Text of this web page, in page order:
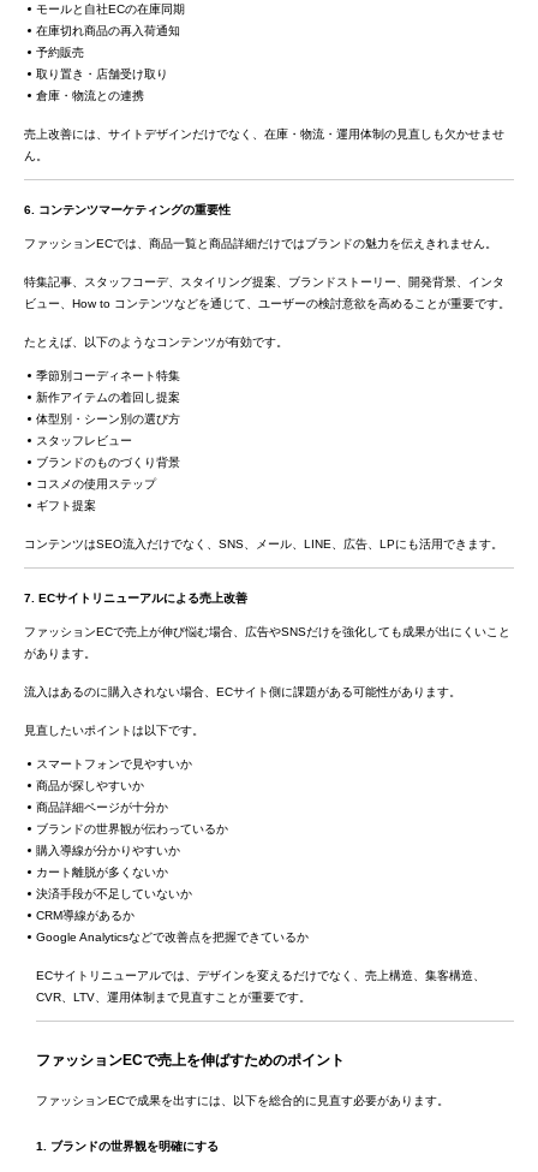
モールと自社ECの在庫同期
在庫切れ商品の再入荷通知
予約販売
取り置き・店舗受け取り
倉庫・物流との連携
売上改善には、サイトデザインだけでなく、在庫・物流・運用体制の見直しも欠かせませ
ん。
6. コンテンツマーケティングの重要性
ファッションECでは、商品一覧と商品詳細だけではブランドの魅力を伝えきれません。
特集記事、スタッフコーデ、スタイリング提案、ブランドストーリー、開発背景、インタ
ビュー、How to コンテンツなどを通じて、ユーザーの検討意欲を高めることが重要です。
たとえば、以下のようなコンテンツが有効です。
季節別コーディネート特集
新作アイテムの着回し提案
体型別・シーン別の選び方
スタッフレビュー
ブランドのものづくり背景
コスメの使用ステップ
ギフト提案
コンテンツはSEO流入だけでなく、SNS、メール、LINE、広告、LPにも活用できます。
7. ECサイトリニューアルによる売上改善
ファッションECで売上が伸び悩む場合、広告やSNSだけを強化しても成果が出にくいこと
があります。
流入はあるのに購入されない場合、ECサイト側に課題がある可能性があります。
見直したいポイントは以下です。
スマートフォンで見やすいか
商品が探しやすいか
商品詳細ページが十分か
ブランドの世界観が伝わっているか
購入導線が分かりやすいか
カート離脱が多くないか
決済手段が不足していないか
CRM導線があるか
Google Analyticsなどで改善点を把握できているか
ECサイトリニューアルでは、デザインを変えるだけでなく、売上構造、集客構造、
CVR、LTV、運用体制まで見直すことが重要です。
ファッションECで売上を伸ばすためのポイント
ファッションECで成果を出すには、以下を総合的に見直す必要があります。
1. ブランドの世界観を明確にする